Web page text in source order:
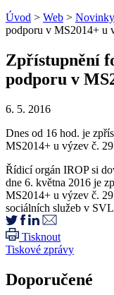
Úvod > Web > Novinky
podporu v MS2014+ u
Zpřístupnění
podporu v
6. 5. 2016
Dnes od 16 hod. je
MS2014+ u výzev č.
Řídicí orgán IROP si
dne 6. května 2016 je
MS2014+ u výzev č.
sociálních služeb v
Tisknout
Tiskové zprávy
Doporučené